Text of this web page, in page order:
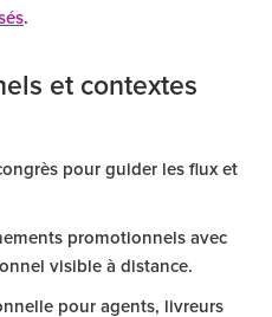
.
et contextes
pour guider les flux et
promotionnels avec
visible à distance.
pour agents, livreurs